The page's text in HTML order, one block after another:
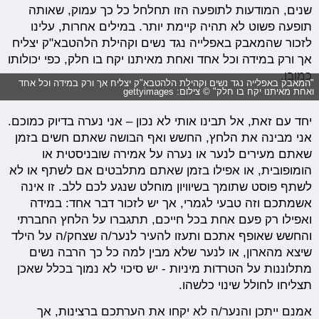
שנים, המודעות לתופעה הזו תחלחל כל כך עמוק, שאותה
תופעה פשוט לא תהיה קיימת יותר. במילים אחרות, עלינו
לזכור שהמאבק באפלייה נגד נשים וקהילת הלהטבא"ק יצליח
אך ורק במידה וכל אחד ואחת מאיתנו יקח בו חלק, כפי יכולותו
כמובן.
"המאבק באפלייה נגד נשים וקהילת הלהטבא"ק יצליח אך ורק במידה וכל אחד
ואחת מאיתנו יקח בו חלק" © צילום: gettyimages
יחד עם זאת, אל תבינו אותי לא נכון – אני נערה בדיוק כמוכם.
אני מבינה את הלחץ, החשש ואף הבושה שאתם חשים בזמן
שאתם מעירים לנער או נערה על אמירה שובניסטית או
הומופובית, או אפילו בזמן שאתם מתלבטים אם לשתף או לא
לשתף פוסט שתומך בשיוויון מוחלט שנגע לכם ללב. זו אינה
אשמתכם וזה טבעי לגמרי, אך יש לזכור דבר אחד: במידה
ואפילו רק פעם אחת בכל חייכם, תתגברו על הלחץ החברתי
והחשש שאופף אתכם ותעזו להעיר לנער/ה שצחק/ה על הילד
שיצא מהארון, או לנער שלא מבין למה כל כך הרבה נשים
מתלוננות על הטרדות מיניות - יש סיכוי לא נמוך בכלל שאכן
תצליחו לחולל שינוי כלשהו.
אמנם ייתכן והנער/ה לא יקחו את הערתכם ברצינות, אך